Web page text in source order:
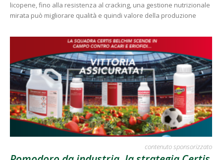
licopene, fino alla resistenza al cracking, una gestione nutrizionale
mirata può migliorare qualità e quindi valore della produzione
contenuto sponsorizzato